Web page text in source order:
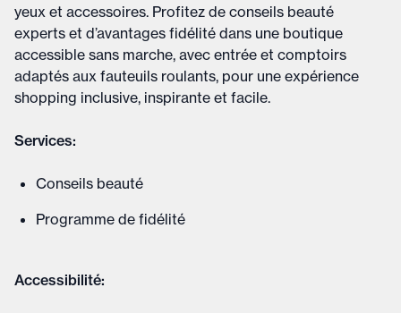
yeux et accessoires. Profitez de conseils beauté
experts et d’avantages fidélité dans une boutique
accessible sans marche, avec entrée et comptoirs
adaptés aux fauteuils roulants, pour une expérience
shopping inclusive, inspirante et facile.
Services:
Conseils beauté
Programme de fidélité
Accessibilité: